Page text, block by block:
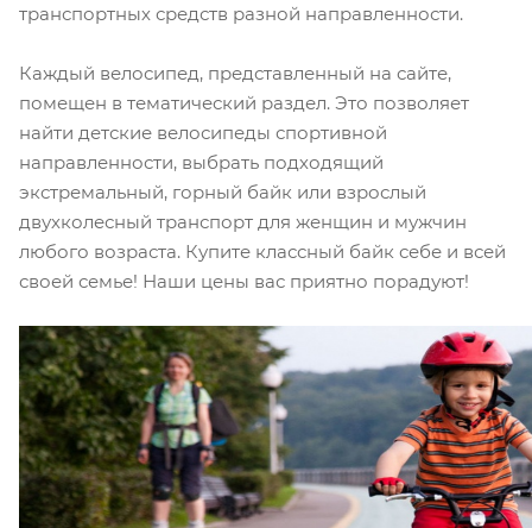
транспортных средств разной направленности.
Каждый велосипед, представленный на сайте,
помещен в тематический раздел. Это позволяет
найти детские велосипеды спортивной
направленности, выбрать подходящий
экстремальный, горный байк или взрослый
двухколесный транспорт для женщин и мужчин
любого возраста. Купите классный байк себе и всей
своей семье! Наши цены вас приятно порадуют!